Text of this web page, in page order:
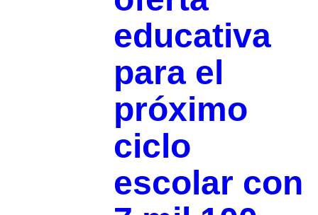
educativa
para el
próximo
ciclo
escolar con